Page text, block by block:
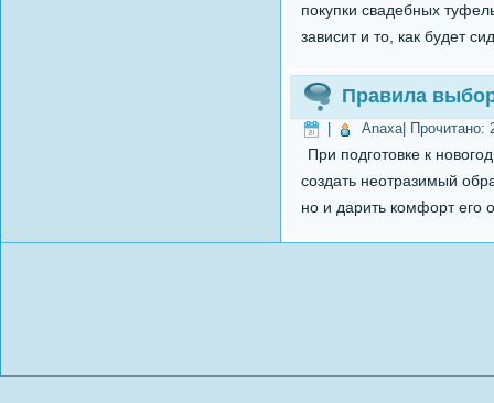
покупки свадебных
зависит и то, как будет
Правила
Anaxa| Прочитано:
При подготовке к
создать неотразимый
но и дарить комфорт его